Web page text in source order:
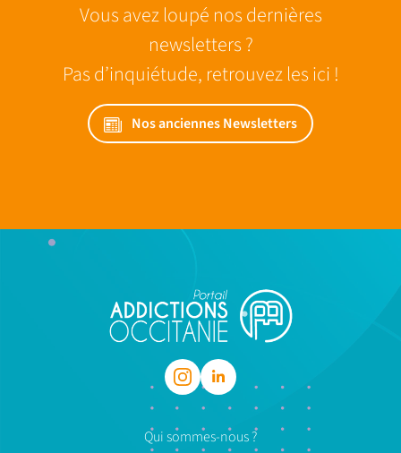
Vous avez loupé nos dernières
newsletters ?
Pas d’inquiétude, retrouvez les ici !
Nos anciennes Newsletters
Qui sommes-nous ?